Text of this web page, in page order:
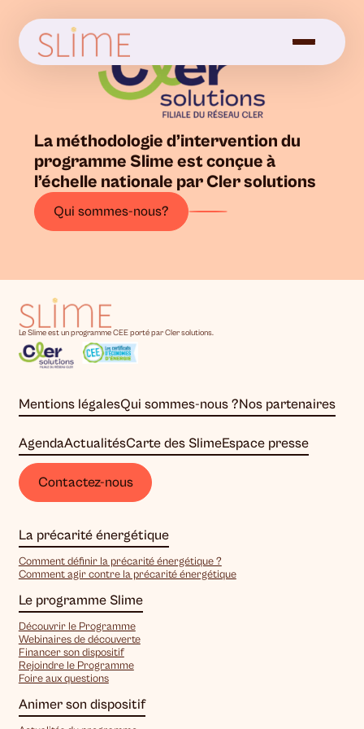
La méthodologie d’intervention du
programme Slime est conçue à
l’échelle nationale par Cler solutions
Qui sommes-nous?
Le Slime est un programme CEE porté par Cler solutions.
Mentions légalesQui sommes-nous ?Nos partenaires
AgendaActualitésCarte des SlimeEspace presse
Contactez-nous
La précarité énergétique
Comment définir la précarité énergétique ?
Comment agir contre la précarité énergétique
Le programme Slime
Découvrir le Programme
Webinaires de découverte
Financer son dispositif
Rejoindre le Programme
Foire aux questions
Animer son dispositif